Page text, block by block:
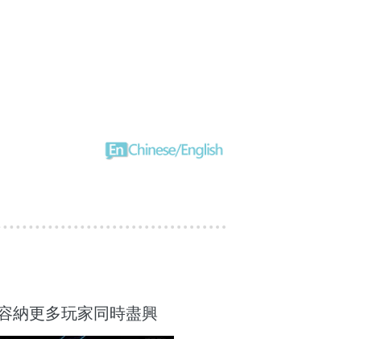
納更多玩家同時盡興